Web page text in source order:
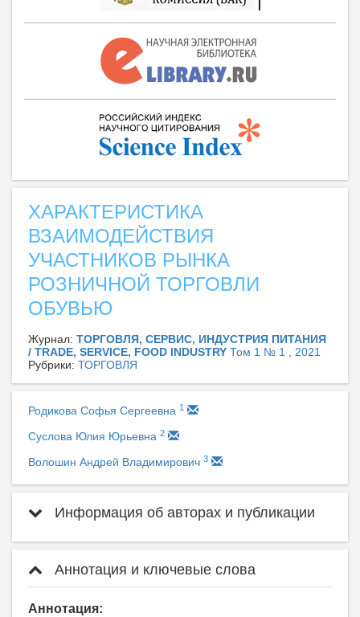
ХАРАКТЕРИСТИКА
ВЗАИМОДЕЙСТВИЯ
УЧАСТНИКОВ РЫНКА
РОЗНИЧНОЙ ТОРГОВЛИ
ОБУВЬЮ
Журнал: ТОРГОВЛЯ, СЕРВИС, ИНДУСТРИЯ ПИТАНИЯ
/ TRADE, SERVICE, FOOD INDUSTRY Том 1 № 1 , 2021
Рубрики: ТОРГОВЛЯ
Родикова Софья Сергеевна 1
Суслова Юлия Юрьевна 2
Волошин Андрей Владимирович 3
Информация об авторах и публикации
Аннотация и ключевые слова
Аннотация: